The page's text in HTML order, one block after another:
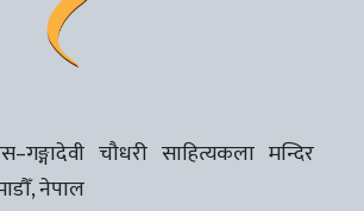
चौधरी साहित्यकला मन्दिर
नेपाल